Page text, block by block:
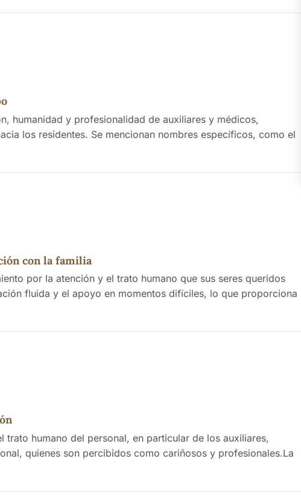
humanidad y profesionalidad de auxiliares y médicos,
los residentes. Se mencionan nombres específicos, como el
son reconocidos por su labor y atención. También se señala la
con la familia
por la atención y el trato humano que sus seres queridos
fluida y el apoyo en momentos difíciles, lo que proporciona
trato humano del personal, en particular de los auxiliares,
quienes son percibidos como cariñosos y profesionales.La
estén sobrecargados y no puedan atender adecuadamente a